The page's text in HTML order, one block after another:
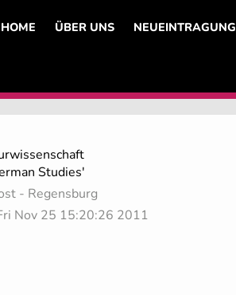
HOME ÜBER UNS NEUEINTRAGUNG
Studies'
- Regensburg
Nov 25 15:20:26 2011